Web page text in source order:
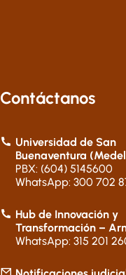
Contáctanos
Universidad de San
Buenaventura
PBX: (604) 5145600
WhatsApp: 300 702
Hub de Innovación y
Transformación –
WhatsApp: 315 201